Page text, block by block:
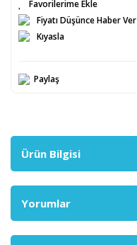
Fiyatı Düşünce Haber Ver
Kıyasla
Paylaş
Ürün Bilgisi
Yorumlar